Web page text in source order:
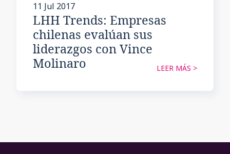
11 Jul 2017
LHH Trends: Empresas
chilenas evalúan sus
liderazgos con Vince
Molinaro
LEER MÁS >